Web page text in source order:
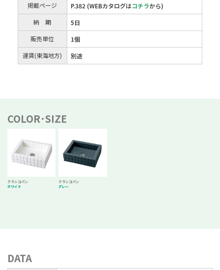
掲載ページ
P.382 (WEBカタログはコチラから)
納 期
5日
販売単位
1個
運賃(東海地方)
別途
COLOR･SIZE
クラシコパン
ホワイト
クラシコパン
グレー
DATA